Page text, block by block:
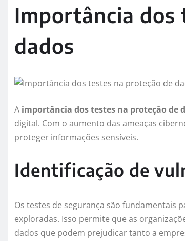
Importância dos
dados
A importância dos testes na proteção de
digital. Com o aumento das ameaças
proteger informações sensíveis.
Identificação de
Os testes de segurança são fundamentais
exploradas. Isso permite que as
dados que podem prejudicar tanto a